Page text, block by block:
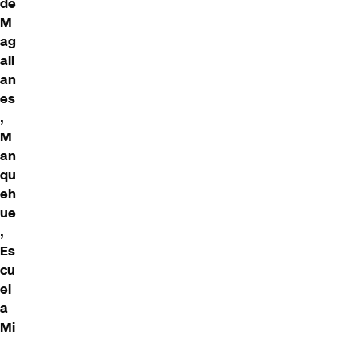
M
ag
all
an
es
,
M
an
qu
eh
ue
,
Es
cu
el
a
Mi